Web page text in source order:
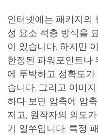
인터넷에는 패키지의
성 요소 적층 방식을
이 있습니다. 하지만
한정된 파워포인트나
에 투박하고 정확도
습니다. 그리고 이미
하다 보면 압축에 압
지고, 원작자의 의도
기 일쑤입니다. 특정